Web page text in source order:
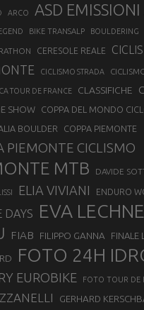
ARCO ASD
BIKE TRANSALP BOULDERING
CERESOLE REALE
CICLISMO STRADA
TOUR DE FRANCE CLASSIFICHE
SHOW
COPPA DEL MONDO
BOULDER
COPPA PIEMONTE
PIEMONTE CICLISMO
MTB DAVIDE
ELIA VIVIANI ENDURO
DAYS EVA
FIAB FILIPPO GANNA FINALE
FOTO 24H
EUROBIKE FOTO TOUR DE
GERHARD